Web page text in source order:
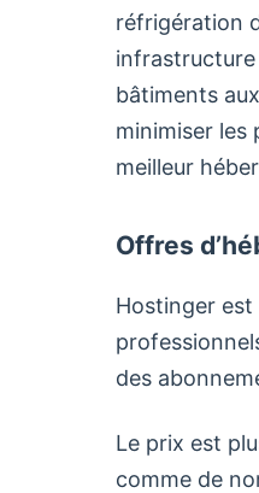
réfrigération
infrastructure
bâtiments
minimiser les
meilleur
Offres
Hostinger est
des
Le prix est
comme de